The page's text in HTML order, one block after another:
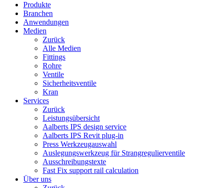
Produkte
Branchen
Anwendungen
Medien
Zurück
Alle Medien
Fittings
Rohre
Ventile
Sicherheitsventile
Kran
Services
Zurück
Leistungsübersicht
Aalberts IPS design service
Aalberts IPS Revit plug-in
Press Werkzeugauswahl
Auslegungswerkzeug für Strangregulierventile
Ausschreibungstexte
Fast Fix support rail calculation
Über uns